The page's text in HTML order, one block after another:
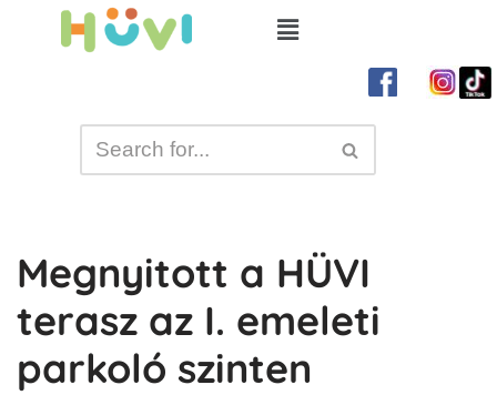
Megnyitott a HÜVI
terasz az I. emeleti
parkoló szinten